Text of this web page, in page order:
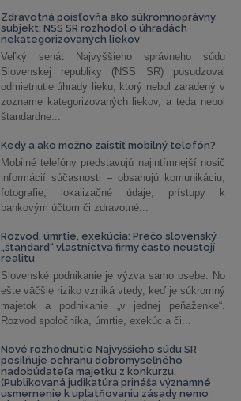
Zdravotná poisťovňa ako súkromnoprávny
subjekt: NSS SR rozhodol o úhradách
nekategorizovaných liekov
Veľký senát Najvyššieho správneho súdu
Slovenskej republiky (NSS SR) posudzoval
odmietnutie úhrady lieku, ktorý nebol zaradený v
zozname kategorizovaných liekov, a teda nebol
štandardne...
Kedy a ako možno zaistiť mobilný telefón?
Mobilné telefóny predstavujú najintímnejší nosič
informácií súčasnosti – obsahujú komunikáciu,
fotografie, lokalizačné údaje, prístupy k
bankovým účtom či zdravotné...
Rozvod, úmrtie, exekúcia: Prečo slovenský
„štandard“ vlastníctva firmy často neustojí
realitu
Slovenské podnikanie je výzva samo osebe. No
ešte väčšie riziko vzniká vtedy, keď je súkromný
majetok a podnikanie „v jednej peňaženke“.
Rozvod spoločníka, úmrtie, exekúcia či...
Nové rozhodnutie Najvyššieho súdu SR
posilňuje ochranu dobromyseľného
nadobúdateľa majetku z konkurzu.
(Publikovaná judikatúra prináša významné
usmernenie k uplatňovaniu zásady nemo